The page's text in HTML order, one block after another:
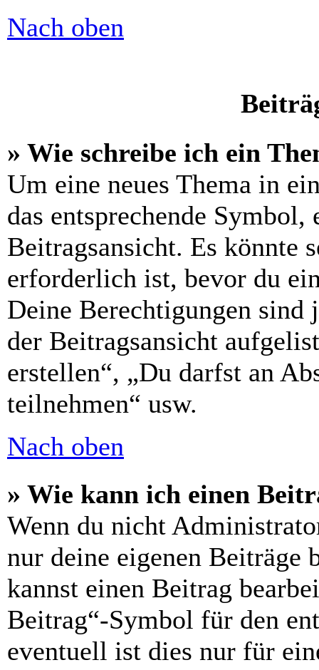
Nach oben
» Wie schreibe ich ein
Um eine neues Thema in
das entsprechende
Beitragsansicht. Es könnte
erforderlich ist, bevor du
Deine Berechtigungen sind
der Beitragsansicht
erstellen“, „Du darfst an
teilnehmen“ usw.
Nach oben
» Wie kann ich einen
Wenn du nicht
nur deine eigenen Beiträge
kannst einen Beitrag
Beitrag“-Symbol für den
eventuell ist dies nur für